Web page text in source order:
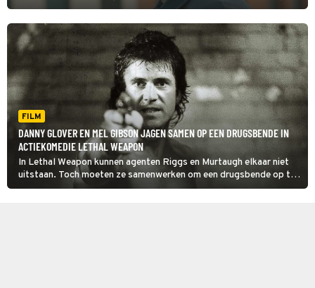
Hij had beter nee kunnen zeggen: de hele klus blijkt één grote
valstrik.
FILM
DANNY GLOVER EN MEL GIBSON JAGEN SAMEN OP EEN DRUGSBENDE IN
ACTIEKOMEDIE LETHAL WEAPON
In Lethal Weapon kunnen agenten Riggs en Murtaugh elkaar niet
uitstaan. Toch moeten ze samenwerken om een drugsbende op te
rollen.